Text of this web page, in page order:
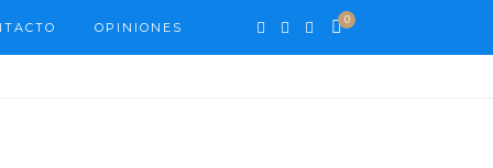
OPINIONES
0